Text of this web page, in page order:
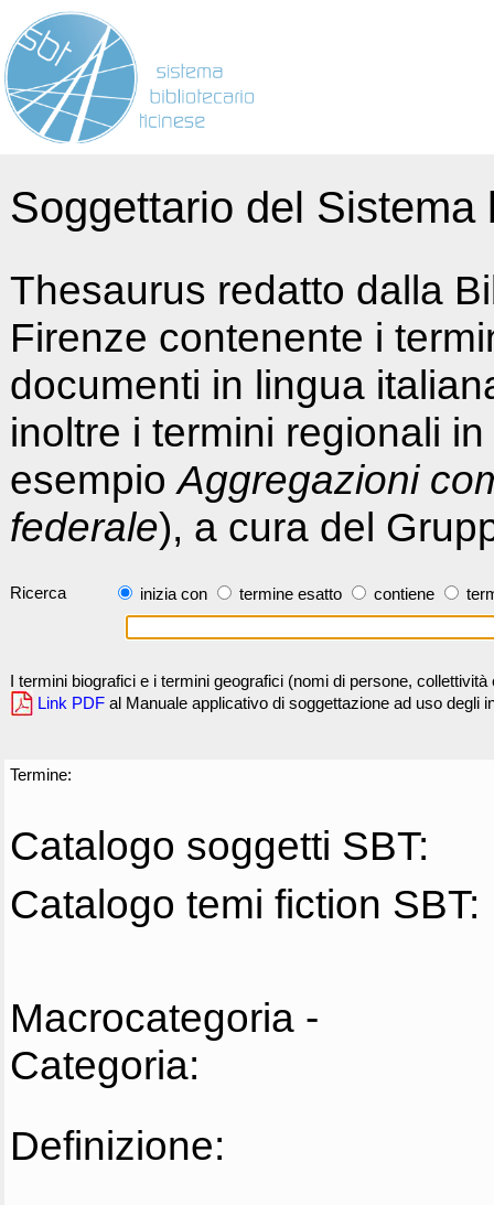
Soggettario del
Thesaurus redatto dalla
Firenze contenente i
documenti in lingua
inoltre i termini regionali
esempioAggregazioni
federale), a cura del
Ricerca inizia con termine esatto contiene
I termini biografici e i termini geografici (nomi di persone,
Link PDF al Manuale applicativo di soggettazione ad uso degli
Termine:
Catalogo soggetti SBT:
Catalogo temi fiction SBT:
Macrocategoria -
Categoria:
Definizione: